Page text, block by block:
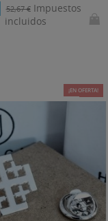
52,67 €Impuestos
incluidos
-15%
¡EN OFERTA!